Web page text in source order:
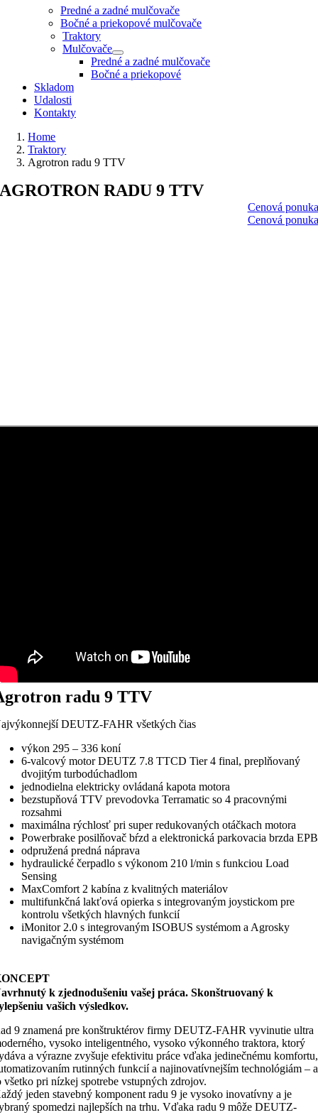
Predné a zadné mulčovače
Bočné a priekopové mulčovače
Traktory
Mulčovače
Predné a zadné mulčovače
Bočné a priekopové
Skladom
Udalosti
Kontakty
Home
Traktory
Agrotron radu 9 TTV
AGROTRON RADU 9 TTV
Cenová ponuka
Cenová ponuka
radu 9 TTV
DEUTZ-FAHR všetkých čias
výkon 295 – 336 koní
6-valcový motor DEUTZ 7.8 TTCD Tier 4 final, preplňovaný
dvojitým turbodúchadlom
jednodielna elektricky ovládaná kapota motora
bezstupňová TTV prevodovka Terramatic so 4 pracovnými
rozsahmi
maximálna rýchlosť pri super redukovaných otáčkach motora
Powerbrake posilňovač bŕzd a elektronická parkovacia brzda EPB
odpružená predná náprava
hydraulické čerpadlo s výkonom 210 l/min s funkciou Load
Sensing
MaxComfort 2 kabína z kvalitných materiálov
multifunkčná lakťová opierka s integrovaným joystickom pre
kontrolu všetkých hlavných funkcií
iMonitor 2.0 s integrovaným ISOBUS systémom a Agrosky
navigačným systémom
k zjednodušeniu vašej práca. Skonštruovaný k
vašich výsledkov.
9 znamená pre konštruktérov firmy DEUTZ-FAHR vyvinutie ultra
vysoko inteligentného, vysoko výkonného traktora, ktorý
a výrazne zvyšuje efektivitu práce vďaka jedinečnému komfortu,
rutinných funkcií a najinovatívnejším technológiám – a
všetko pri nízkej spotrebe vstupných zdrojov.
jeden stavebný komponent radu 9 je vysoko inovatívny a je
spomedzi najlepších na trhu. Vďaka radu 9 môže DEUTZ-